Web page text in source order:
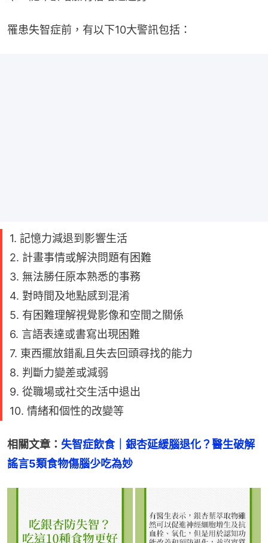
罹患失智症前，有以下10大警訊包括：
1. 記憶力減退到影響生活
2. 計畫事情或解決問題有困難
3. 無法勝任原本熟悉的事務
4. 對時間及地點感到混淆
5. 有困難理解視覺影像和空間之關係
6. 言語表達或書寫出現困難
7. 東西擺放錯亂且失去回頭尋找的能力
8. 判斷力變差或減弱
9. 從職場或社交生活中退出
10. 情緒和個性的改變等
相關文章： 失智症飲食｜銀杏延緩腦退化？醫生破解
謠言5類食物傷腦少吃為妙